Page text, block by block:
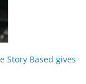
Story Based gives